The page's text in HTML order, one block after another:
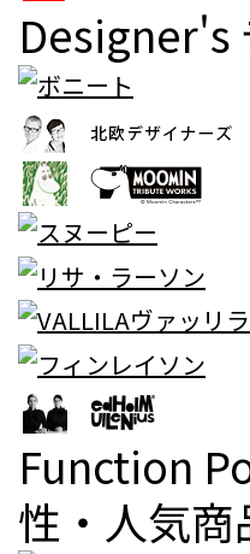
Designer's
Function
性・人気商